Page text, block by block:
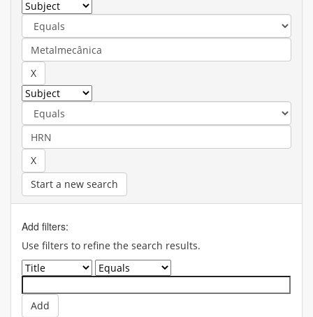
Start a new search
Add filters:
Use filters to refine the search results.